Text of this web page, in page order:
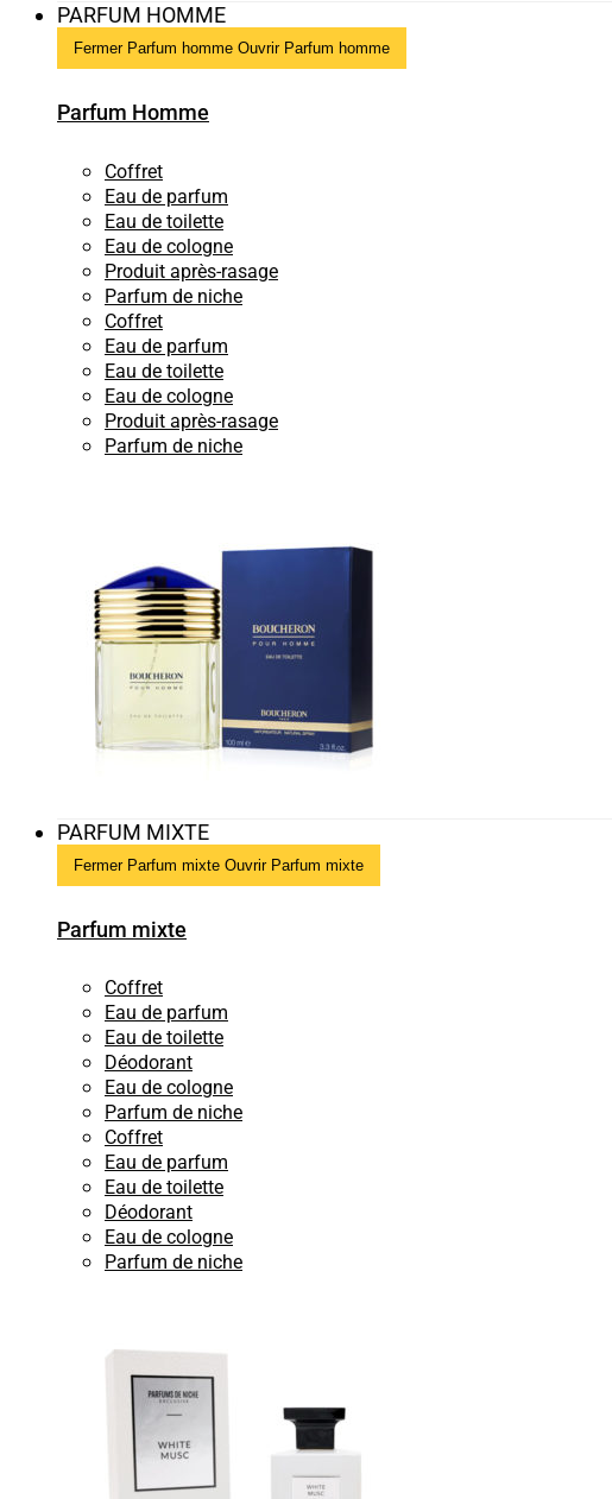
PARFUM HOMME
Fermer Parfum homme Ouvrir Parfum homme
Parfum Homme
Coffret
Eau de parfum
Eau de toilette
Eau de cologne
Produit après-rasage
Parfum de niche
Coffret
Eau de parfum
Eau de toilette
Eau de cologne
Produit après-rasage
Parfum de niche
PARFUM MIXTE
Fermer Parfum mixte Ouvrir Parfum mixte
Parfum mixte
Coffret
Eau de parfum
Eau de toilette
Déodorant
Eau de cologne
Parfum de niche
Coffret
Eau de parfum
Eau de toilette
Déodorant
Eau de cologne
Parfum de niche